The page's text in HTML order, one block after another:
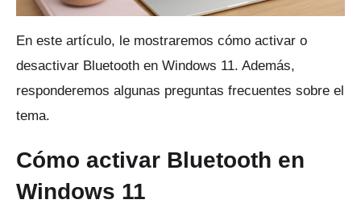
En este artículo, le mostraremos cómo activar o
desactivar Bluetooth en Windows 11. Además,
responderemos algunas preguntas frecuentes sobre el
tema.
Cómo activar Bluetooth en
Windows 11